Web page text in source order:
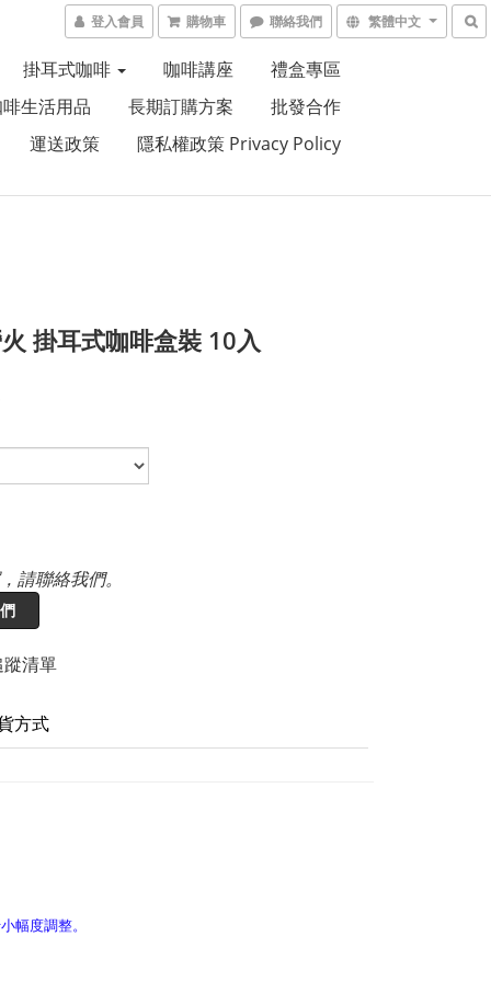
登入會員 購物車 聯絡我們 繁體中文
掛耳式咖啡 咖啡講座
禮盒專區
生活用品 長期訂購方案
批發合作
運送政策
隱私權政策 Privacy Policy
掛耳式咖啡盒裝 10入
請聯絡我們。
清單
方式
幅度調整。